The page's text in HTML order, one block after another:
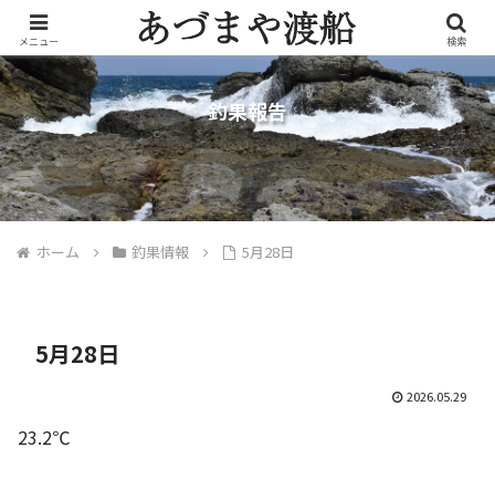
釣果報告
ホーム 釣果情報 5月28日
5月28日
2026.05.29
23.2℃
メニュー 検索